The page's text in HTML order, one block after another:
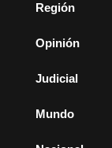
Región
Opinión
Judicial
Mundo